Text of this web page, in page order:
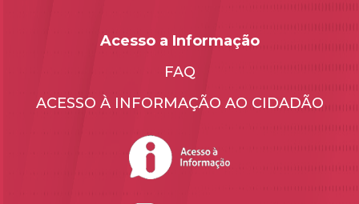
Acesso a Informação
FAQ
ACESSO À INFORMAÇÃO AO CIDADÃO